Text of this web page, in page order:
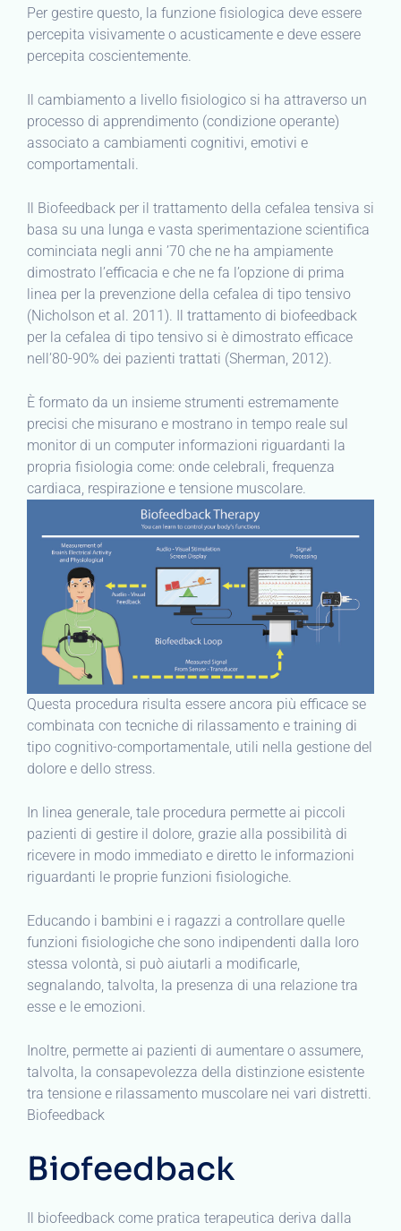
Per gestire questo, la funzione fisiologica deve essere
percepita visivamente o acusticamente e deve essere
percepita coscientemente.
Il cambiamento a livello fisiologico si ha attraverso un
processo di apprendimento (condizione operante)
associato a cambiamenti cognitivi, emotivi e
comportamentali.
Il Biofeedback per il trattamento della cefalea tensiva si
basa su una lunga e vasta sperimentazione scientifica
cominciata negli anni ’70 che ne ha ampiamente
dimostrato l’efficacia e che ne fa l’opzione di prima
linea per la prevenzione della cefalea di tipo tensivo
(Nicholson et al. 2011). Il trattamento di biofeedback
per la cefalea di tipo tensivo si è dimostrato efficace
nell’80-90% dei pazienti trattati (Sherman, 2012).
È formato da un insieme strumenti estremamente
precisi che misurano e mostrano in tempo reale sul
monitor di un computer informazioni riguardanti la
propria fisiologia come: onde celebrali, frequenza
cardiaca, respirazione e tensione muscolare.
Questa procedura risulta essere ancora più efficace se
combinata con tecniche di rilassamento e training di
tipo cognitivo-comportamentale, utili nella gestione del
dolore e dello stress.
In linea generale, tale procedura permette ai piccoli
pazienti di gestire il dolore, grazie alla possibilità di
ricevere in modo immediato e diretto le informazioni
riguardanti le proprie funzioni fisiologiche.
Educando i bambini e i ragazzi a controllare quelle
funzioni fisiologiche che sono indipendenti dalla loro
stessa volontà, si può aiutarli a modificarle,
segnalando, talvolta, la presenza di una relazione tra
esse e le emozioni.
Inoltre, permette ai pazienti di aumentare o assumere,
talvolta, la consapevolezza della distinzione esistente
tra tensione e rilassamento muscolare nei vari distretti.
Biofeedback
Biofeedback
Il biofeedback come pratica terapeutica deriva dalla